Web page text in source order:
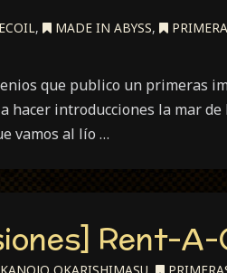
, MADE IN ABYSS,
que publico un primeras
hacer introducciones la mar
vamos al lío …
Rent-
KANOJO OKARISHIMASU